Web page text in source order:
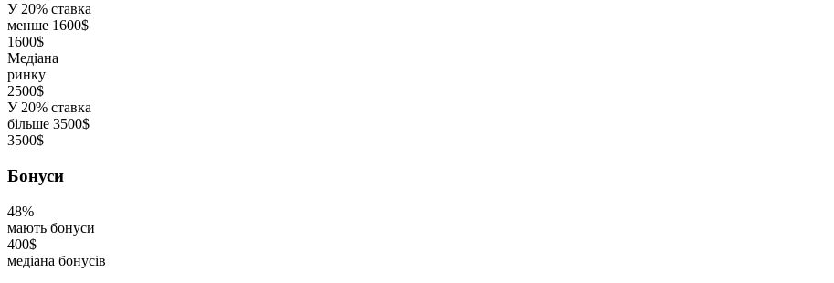
У 20% ставка
менше 1600$
1600$
Медіана
ринку
2500$
У 20% ставка
більше 3500$
3500$
Бонуси
48%
мають бонуси
400$
медіана бонусів